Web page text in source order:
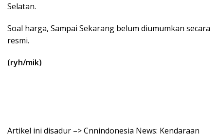
Selatan.
Soal harga, Sampai Sekarang belum diumumkan secara
resmi.
(ryh/mik)
Artikel ini disadur –> Cnnindonesia News: Kendaraan